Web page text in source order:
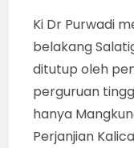
Ki Dr Purwadi
belakang
ditutup oleh
perguruan
hanya
Perjanjian